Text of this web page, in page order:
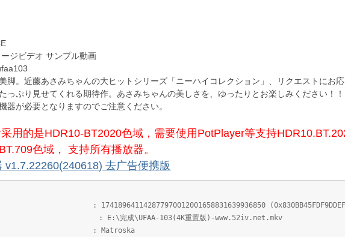
ビデオ サンプル動画
脚。近藤あさみちゃんの大ヒットシリーズ「ニーハイコレクション」、リクエストにお
っぷり見せてくれる期待作。あさみちゃんの美しさを、ゆったりとお楽しみください
器が必要となりますのでご注意ください。
用的是HDR10-BT2020色域，需要使用PotPlayer等支持
色域， 支持所有播放器。
v1.7.22260(240618) 去广告便携版
: E:\完成\UFAA-103(4K重置版)-www.52iv.net.mkv
: Matroska